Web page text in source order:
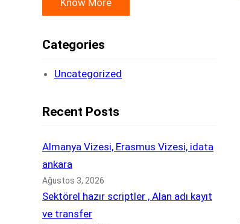
Categories
Uncategorized
Recent Posts
Almanya Vizesi, Erasmus Vizesi, idata
ankara
Ağustos 3, 2026
Sektörel hazır scriptler , Alan adı kayıt
ve transfer